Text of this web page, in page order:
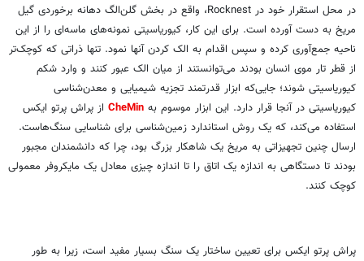
در محل استقرار خود در Rocknest، واقع در بخش گلن‌الگ دهانه برخوردی گیل
مریخ به دست آورده است. برای این کار، کیوریاسیتی نمونه‌های ماسه‌ای را از این
ناحیه جمع‌آوری کرده و سپس اقدام به الک کردن آنها نمود. تنها ذراتی که کوچک‌تر
از قطر تار موی انسان بودند می‌توانستند از میان الک عبور کنند و وارد شکم
کیوریاسیتی شوند؛ جایی‌که ابزار قدرتمند تجزیه شیمیایی و معدن‌شناسی
کیوریاسیتی در آنجا قرار دارد. این ابزار موسوم به CheMin از پراش پرتو ایکس
استفاده می‌کند، که یک روش استاندارد زمین‌شناسی برای شناسایی سنگ‌هاست.
ارسال چنین تجهیزاتی به مریخ یک شاهکار بزرگ بود، چرا که دانشمندان مجبور
بودند تا دستگاهی به اندازه یک اتاق را تا اندازه چیزی معادل یک مایکروفر معمولی
کوچک کنند.
پراش پرتو ایکس برای تعیین ساختار یک سنگ بسیار مفید است، زیرا به طور